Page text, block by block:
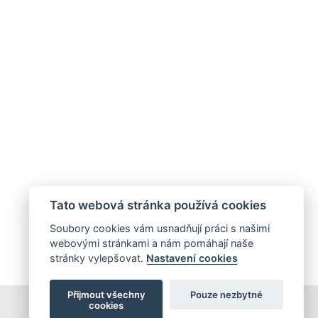
Tato webová stránka používá cookies
Soubory cookies vám usnadňují práci s našimi
webovými stránkami a nám pomáhají naše
stránky vylepšovat. Nastavení cookies
Přijmout všechny
cookies
Pouze nezbytné